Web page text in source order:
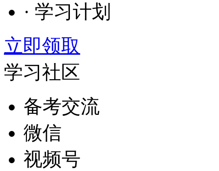
· 学习计划
立即领取
学习社区
备考交流
微信
视频号